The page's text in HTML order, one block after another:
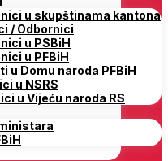
u skupštinama kantona
/ Odbornici
u PSBiH
u PFBiH
u Domu naroda PFBiH
u NSRS
u Vijeću naroda RS